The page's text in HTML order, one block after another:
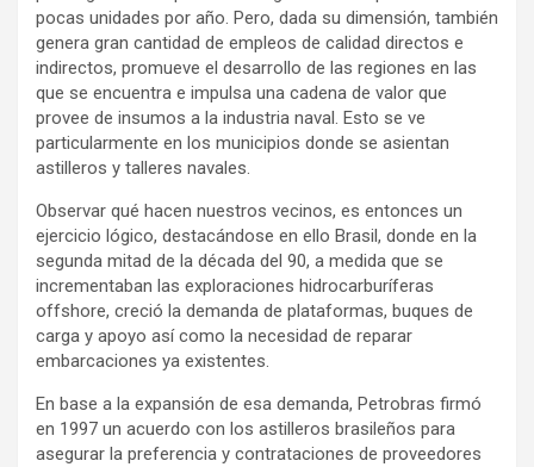
pocas unidades por año. Pero, dada su dimensión, también
genera gran cantidad de empleos de calidad directos e
indirectos, promueve el desarrollo de las regiones en las
que se encuentra e impulsa una cadena de valor que
provee de insumos a la industria naval. Esto se ve
particularmente en los municipios donde se asientan
astilleros y talleres navales.
Observar qué hacen nuestros vecinos, es entonces un
ejercicio lógico, destacándose en ello Brasil, donde en la
segunda mitad de la década del 90, a medida que se
incrementaban las exploraciones hidrocarburíferas
offshore, creció la demanda de plataformas, buques de
carga y apoyo así como la necesidad de reparar
embarcaciones ya existentes.
En base a la expansión de esa demanda, Petrobras firmó
en 1997 un acuerdo con los astilleros brasileños para
asegurar la preferencia y contrataciones de proveedores